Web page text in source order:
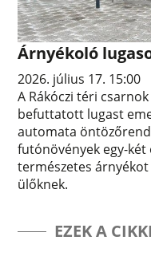
Árnyékoló
2026. július 17. 15:00
A Rákóczi téri
befuttatott lugast
automata
futónövények egy-
természetes
ülőknek.
EZEK A